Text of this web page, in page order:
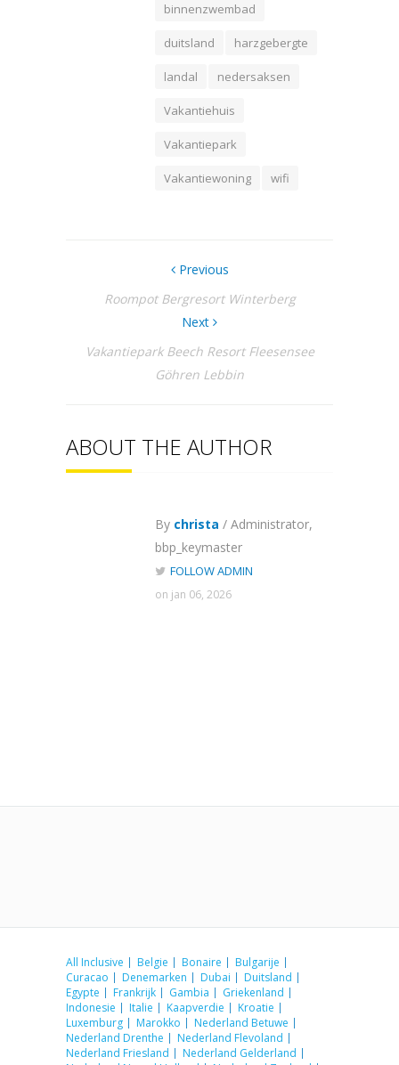
binnenzwembad
duitsland harzgebergte
landal nedersaksen
Vakantiehuis
Vakantiepark
Vakantiewoning wifi
Previous
Roompot Bergresort Winterberg
Next
Vakantiepark Beech Resort Fleesensee
Göhren Lebbin
ABOUT THE AUTHOR
By christa / Administrator,
bbp_keymaster
FOLLOW ADMIN
on jan 06, 2026
All Inclusive Belgie Bonaire
Bulgarije
Curacao
Denemarken Dubai
Duitsland
Egypte
Frankrijk Gambia
Griekenland
Indonesie
Italie Kaapverdie
Kroatie
Luxemburg
Marokko
Nederland Betuwe
Nederland Drenthe
Nederland Flevoland
Nederland Friesland
Nederland Gelderland